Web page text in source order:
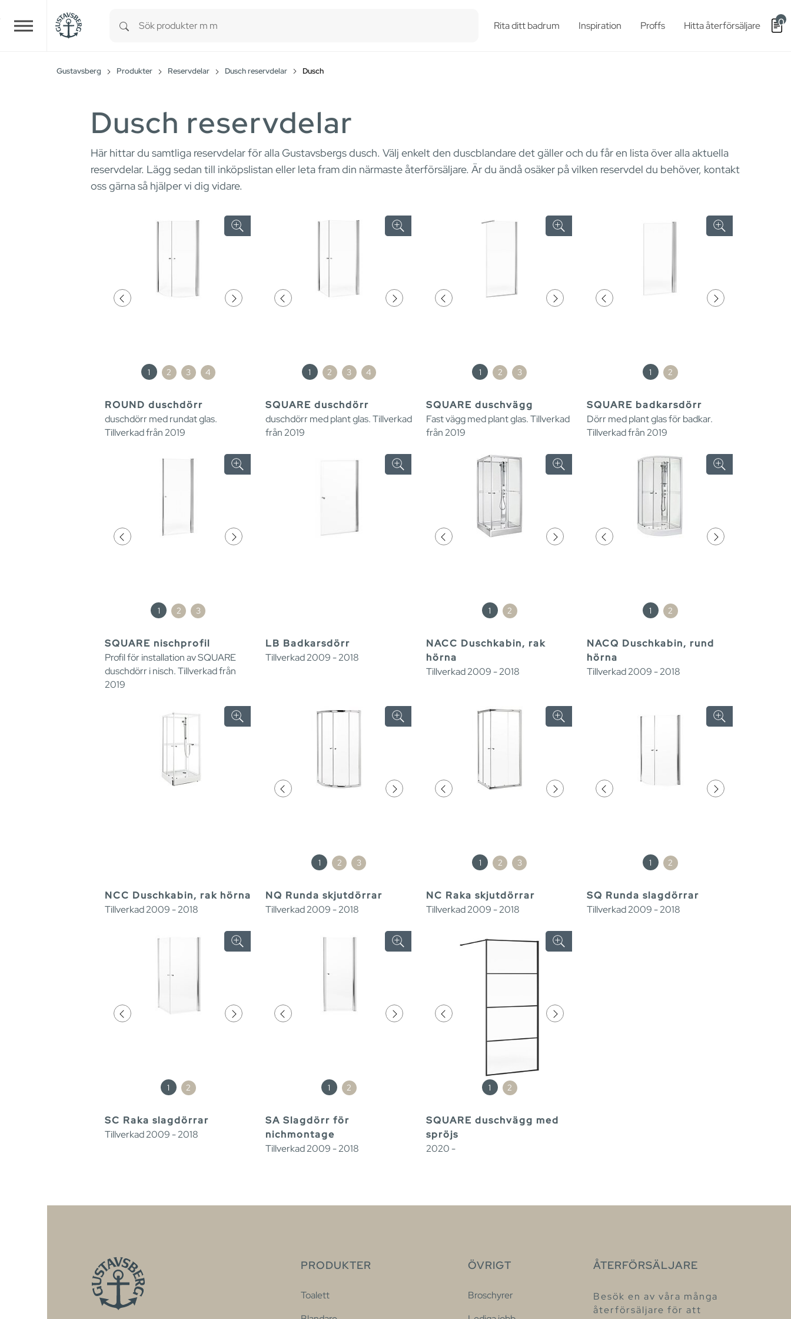
Skip to main content Rita ditt badrum Inspiration Proffs Hitta återförsäljare 0
Gustavsberg Produkter Reservdelar Dusch reservdelar Dusch
Dusch reservdelar
Här hittar du samtliga reservdelar för alla Gustavsbergs dusch. Välj enkelt den duscblandare det gäller och du får en lista över alla aktuella
reservdelar. Lägg sedan till inköpslistan eller leta fram din närmaste återförsäljare. Är du ändå osäker på vilken reservdel du behöver, kontakt
oss gärna så hjälper vi dig vidare.
1 2 3 4
ROUND duschdörr
duschdörr med rundat glas.
Tillverkad från 2019
1 2 3 4
SQUARE duschdörr
duschdörr med plant glas. Tillverkad
från 2019
1 2 3
SQUARE duschvägg
Fast vägg med plant glas. Tillverkad
från 2019
1 2
SQUARE badkarsdörr
Dörr med plant glas för badkar.
Tillverkad från 2019
1 2 3
SQUARE nischprofil
Profil för installation av SQUARE
duschdörr i nisch. Tillverkad från
2019
LB Badkarsdörr
Tillverkad 2009 - 2018
1 2
NACC Duschkabin, rak
hörna
Tillverkad 2009 - 2018
1 2
NACQ Duschkabin, rund
hörna
Tillverkad 2009 - 2018
NCC Duschkabin, rak hörna
Tillverkad 2009 - 2018
1 2 3
NQ Runda skjutdörrar
Tillverkad 2009 - 2018
1 2 3
NC Raka skjutdörrar
Tillverkad 2009 - 2018
1 2
SQ Runda slagdörrar
Tillverkad 2009 - 2018
1 2
SC Raka slagdörrar
Tillverkad 2009 - 2018
1 2
SA Slagdörr för
nichmontage
Tillverkad 2009 - 2018
1 2
SQUARE duschvägg med
spröjs
2020 -
PRODUKTER
Toalett
ÖVRIGT
Broschyrer
ÅTERFÖRSÄLJARE
Besök en av våra många
återförsäljare för att